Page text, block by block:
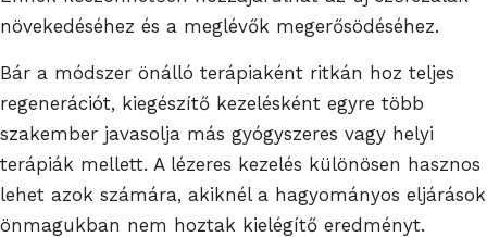
növekedéséhez és a meglévők megerősödéséhez.
Bár a módszer önálló terápiaként ritkán hoz teljes
regenerációt, kiegészítő kezelésként egyre több
szakember javasolja más gyógyszeres vagy helyi
terápiák mellett. A lézeres kezelés különösen hasznos
lehet azok számára, akiknél a hagyományos eljárások
önmagukban nem hoztak kielégítő eredményt.